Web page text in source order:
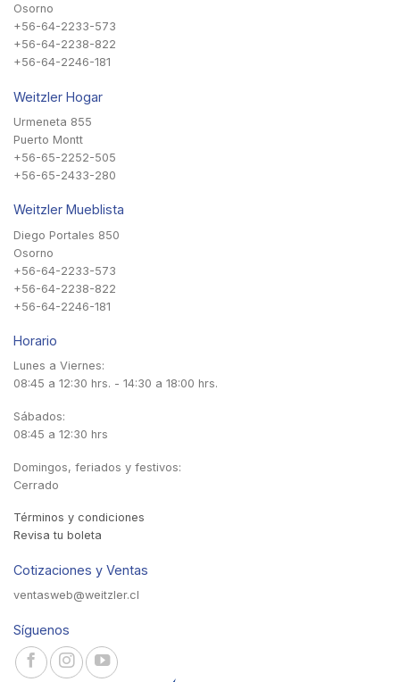
Osorno
+56-64-2233-573
+56-64-2238-822
+56-64-2246-181
Weitzler Hogar
Urmeneta 855
Puerto Montt
+56-65-2252-505
+56-65-2433-280
Weitzler Mueblista
Diego Portales 850
Osorno
+56-64-2233-573
+56-64-2238-822
+56-64-2246-181
Horario
Lunes a Viernes:
08:45 a 12:30 hrs. - 14:30 a 18:00 hrs.
Sábados:
08:45 a 12:30 hrs
Domingos, feriados y festivos:
Cerrado
Términos y condiciones
Revisa tu boleta
Cotizaciones y Ventas
ventasweb@weitzler.cl
Síguenos